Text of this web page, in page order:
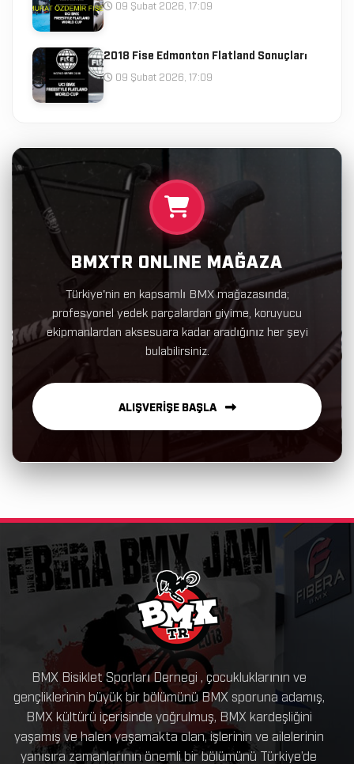
09 Şubat 2026, 17:09
2018 Fise Edmonton Flatland Sonuçları
09 Şubat 2026, 17:09
BMXTR ONLINE MAĞAZA
Türkiye'nin en kapsamlı BMX mağazasında;
profesyonel yedek parçalardan giyime, koruyucu
ekipmanlardan aksesuara kadar aradığınız her şeyi
bulabilirsiniz.
ALIŞVERİŞE BAŞLA
BMX Bisiklet Sporları Dernegi , çocukluklarının ve
gençliklerinin büyük bir bölümünü BMX sporuna adamış,
BMX kültürü içerisinde yoğrulmuş, BMX kardeşliğini
yaşamış ve halen yaşamakta olan, işlerinin ve ailelerinin
yanısıra zamanlarının önemli bir bölümünü Türkiye’de